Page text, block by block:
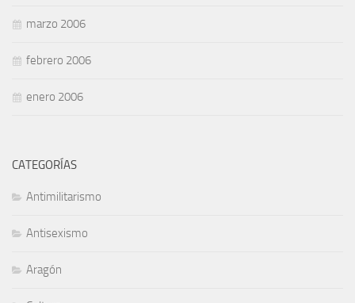
marzo 2006
febrero 2006
enero 2006
CATEGORÍAS
Antimilitarismo
Antisexismo
Aragón